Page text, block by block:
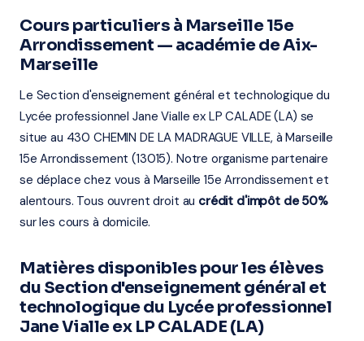
Cours particuliers à Marseille 15e
Arrondissement — académie de Aix-
Marseille
Le Section d'enseignement général et technologique du
Lycée professionnel Jane Vialle ex LP CALADE (LA) se
situe au 430 CHEMIN DE LA MADRAGUE VILLE, à Marseille
15e Arrondissement (13015). Notre organisme partenaire
se déplace chez vous à Marseille 15e Arrondissement et
alentours. Tous ouvrent droit au crédit d'impôt de 50%
sur les cours à domicile.
Matières disponibles pour les élèves
du Section d'enseignement général et
technologique du Lycée professionnel
Jane Vialle ex LP CALADE (LA)